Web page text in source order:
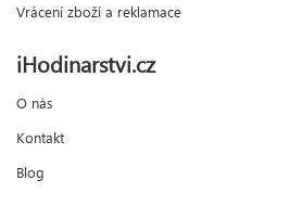
Vrácení zboží a reklamace
iHodinarstvi.cz
O nás
Kontakt
Blog